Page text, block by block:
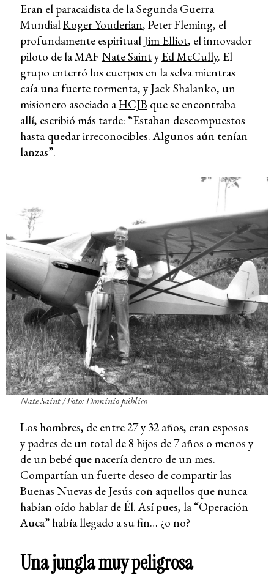
Eran el paracaidista de la Segunda Guerra
MundialRoger Youderian, Peter Fleming, el
profundamente espiritual Jim Elliot, el innovador
piloto de la MAF Nate Sainty Ed McCully. El
grupo enterró los cuerpos en la selva mientras
caía una fuerte tormenta, y Jack Shalanko, un
misionero asociado aHCJB que se encontraba
allí, escribió más tarde: “Estaban descompuestos
hasta quedar irreconocibles. Algunos aún tenían
lanzas”.
Nate Saint / Foto: Dominio público
Los hombres, de entre 27 y 32 años, eran esposos
y padres de un total de 8 hijos de 7 años o menos y
de un bebé que nacería dentro de un mes.
Compartían un fuerte deseo de compartir las
Buenas Nuevas de Jesús con aquellos que nunca
habían oído hablar de Él. Así pues, la “Operación
Auca” había llegado a su fin… ¿o no?
Una jungla muy peligrosa